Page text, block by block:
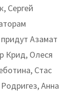
Сергей
Азамат
Крид, Олеся
Стас
Анна